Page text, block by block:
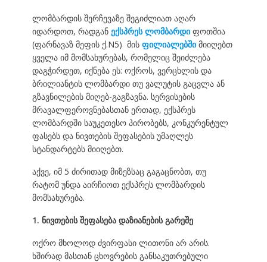
ლომბარდის შერჩევაზე შეგიძლიათ აღარ
იდარდოთ, რადგან ექსპრეს ლომბარდიფოთშია
(ფარნავაზ მეფის ქ.N5) მის ფილიალებშიმიიღებთ
ყველა იმ მომსახურებას, რომელიც შეიძლება
დაგჭირდეთ, იქნება ეს: ოქროს, ვერცხლის და
ბრილიანტის ლომბარდი თუ ვალუტის გაცვლა ან
გზავნილების მიღებ-გაგზავნა. სერვისების
მრავალფეროვნებასთან ერთად, ექსპრეს
ლომბარდში საუკეთესო პირობებს, კონკურენტულ
ფასებს და ნივთების შეფასების უმაღლეს
სტანდარტებს მიიღებთ.
აქვე, იმ 5 ძირითად მიზეზსაც გაგაცნობთ, თუ
რატომ უნდა აირჩიოთ ექსპრეს ლომბარდის
მომსახურება.
1. ნივთების შეფასება დაზიანების გარეშე
ოქრო მხოლოდ ძვირფასი ლითონი არ არის.
ხშირად მასთან ცხოვრების განსაკუთრებული